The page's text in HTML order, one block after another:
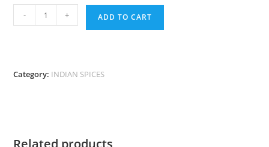
মরিচ
50g
- + ADD TO CART
Category: INDIAN SPICES